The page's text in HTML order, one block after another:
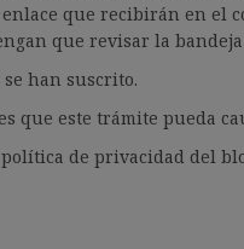
que recibirán en el
que revisar la bandeja
se han suscrito.
que este trámite pueda
de privacidad del